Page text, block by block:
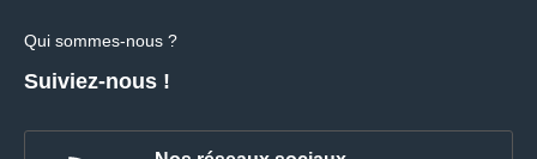
Qui sommes-nous ?
Suiviez-nous !